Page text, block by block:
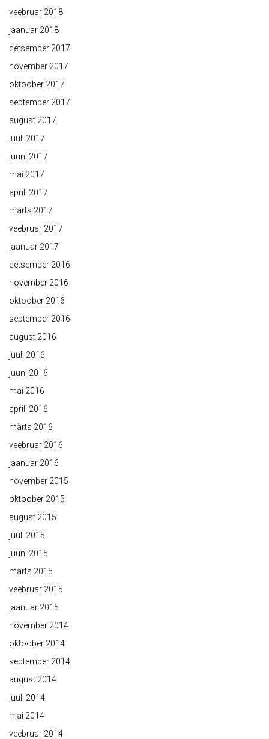
veebruar 2018
jaanuar 2018
detsember 2017
november 2017
oktoober 2017
september 2017
august 2017
juuli 2017
juuni 2017
mai 2017
aprill 2017
märts 2017
veebruar 2017
jaanuar 2017
detsember 2016
november 2016
oktoober 2016
september 2016
august 2016
juuli 2016
juuni 2016
mai 2016
aprill 2016
märts 2016
veebruar 2016
jaanuar 2016
november 2015
oktoober 2015
august 2015
juuli 2015
juuni 2015
märts 2015
veebruar 2015
jaanuar 2015
november 2014
oktoober 2014
september 2014
august 2014
juuli 2014
mai 2014
veebruar 2014